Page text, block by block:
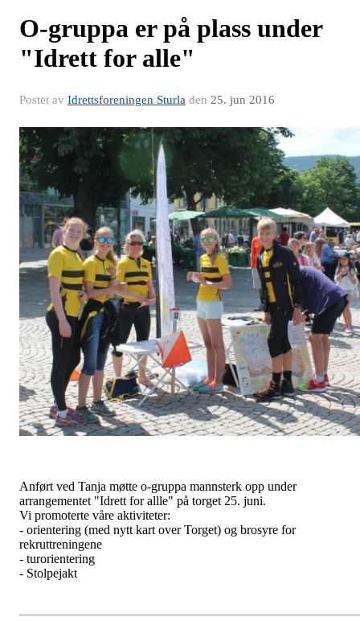
O-gruppa er på plass under
"Idrett for alle"
Postet av Idrettsforeningen Sturla den 25. jun 2016
Anført ved Tanja møtte o-gruppa mannsterk opp under
arrangementet "Idrett for allle" på torget 25. juni.
Vi promoterte våre aktiviteter:
- orientering (med nytt kart over Torget) og brosyre for
rekruttreningene
- turorientering
- Stolpejakt